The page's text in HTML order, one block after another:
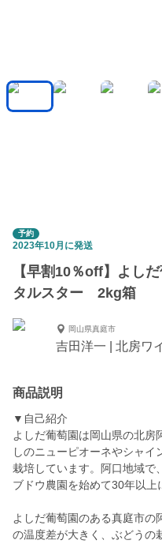
予約
2023年10月に発送
【早割10％off】よし
タルスター 2kg箱
岡山県真庭市
吉田洋一 | 北房ワ
商品説明
▼自己紹介
よしだ葡萄園は岡山県の北房
しのニューピオーネやシャイ
栽培しています。阿口地域で
ブドウ農園を始めて30年以上
よしだ葡萄園のある真庭市の
の温度差が大きく、ぶどうの